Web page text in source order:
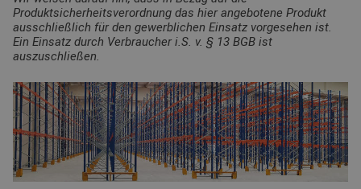
Produktsicherheitsverordnung das hier angebotene Produkt
ausschließlich für den gewerblichen Einsatz vorgesehen ist.
Ein Einsatz durch Verbraucher i.S. v. § 13 BGB ist
auszuschließen.